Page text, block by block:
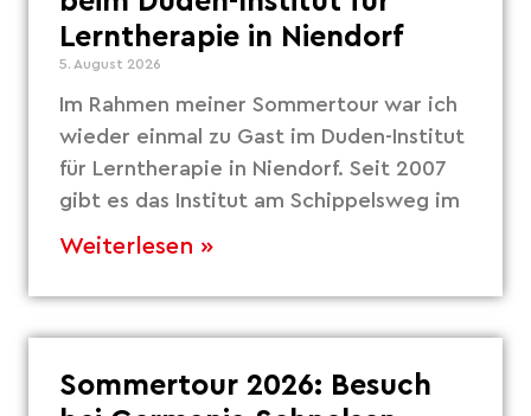
Lerntherapie in Niendorf
5. August 2026
Im Rahmen meiner Sommertour war ich
wieder einmal zu Gast im Duden-Institut
für Lerntherapie in Niendorf. Seit 2007
gibt es das Institut am Schippelsweg im
Weiterlesen »
Sommertour 2026: Besuch